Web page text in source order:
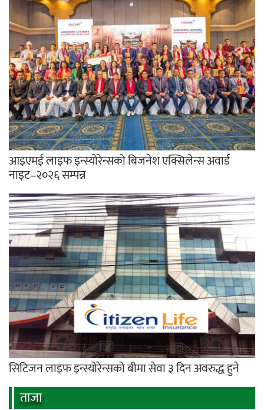
आइएमई लाइफ इन्स्योरेन्सको बिजनेश एक्सिलेन्स अवार्ड
नाइट–२०२६ सम्पन्न
सिटिजन लाइफ इन्स्योरेन्सको बीमा सेवा ३ दिन अवरुद्ध हुने
ताजा